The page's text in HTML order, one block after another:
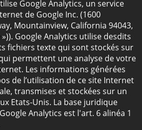
Google Analytics, un service
de Google Inc. (1600
Mountainview, California 94043,
Google Analytics utilise desdits
fichiers texte qui sont stockés sur
permettent une analyse de votre
Les informations générées
de l’utilisation de ce site Internet
transmises et stockées sur un
Etats-Unis. La base juridique
Analytics est l'art. 6 alinéa 1